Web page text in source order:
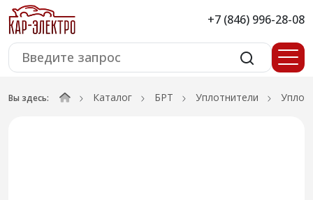
+7 (846) 996-28-08
Вы здесь: Каталог БРТ Уплотнители